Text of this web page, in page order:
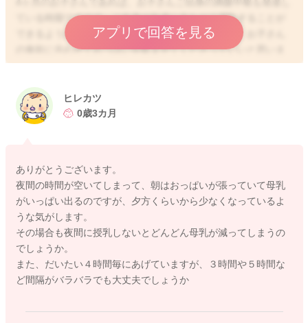
ている時期ですので、ご自身の欲求に合わせて摂取することが
できるようになっています。ですので、基本的には、お子さん
の食欲に合わせておっぱいを飲ませてくださっていいと思いま
すよ。
目安量が飲めていなくても、体重増加が順調で、お子さんのお
しっこがしっかり出ているのでしたら、お子さんなりの哺乳量
増加やおしっこの回数が減ってきてしまうか、しばらくみてい
ってくださいね。もし、体重増加が緩やかになったり、おしっ
こが少ないようであれば、夜間1回だけ起こして飲ませるなどを
ご検討いただく必要もあるかもしれませんが、体重増加も順調
なようであれば、まずはご様子を見ていただいていいように思
いますよ。
アプリで回答を見る
2026/5/9 19:32
ヒレカツ
0歳3カ月
ありがとうございます。
夜間の時間が空いてしまって、朝はおっぱいが張っていて母乳
がいっぱい出るのですが、夕方くらいから少なくなっているよ
うな気がします。
その場合も夜間に授乳しないとどんどん母乳が減ってしまうの
でしょうか。
また、だいたい４時間毎にあげていますが、３時間や５時間な
ど間隔がバラバラでも大丈夫でしょうか